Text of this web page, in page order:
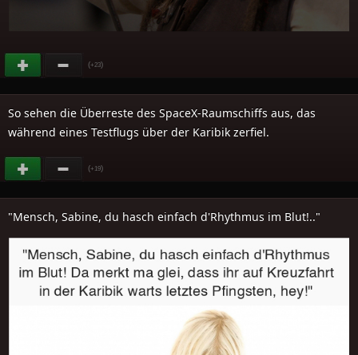
(+23)
So sehen die Überreste des SpaceX-Raumschiffs aus, das
während eines Testflugs über der Karibik zerfiel.
(+19)
"Mensch, Sabine, du hasch einfach d'Rhythmus im Blut!.."